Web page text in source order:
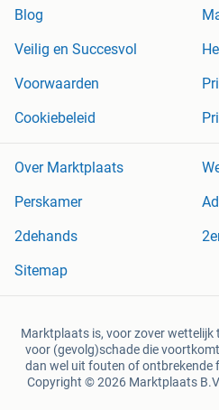
Blog
Veilig en Succesvol
Voorwaarden
Cookiebeleid
Over Marktplaats
Perskamer
2dehands
Sitemap
Marktplaats is, voor zover
voor (gevolg)schade die
dan wel uit fouten of ontbrekende
Copyright © 2026 Marktplaats